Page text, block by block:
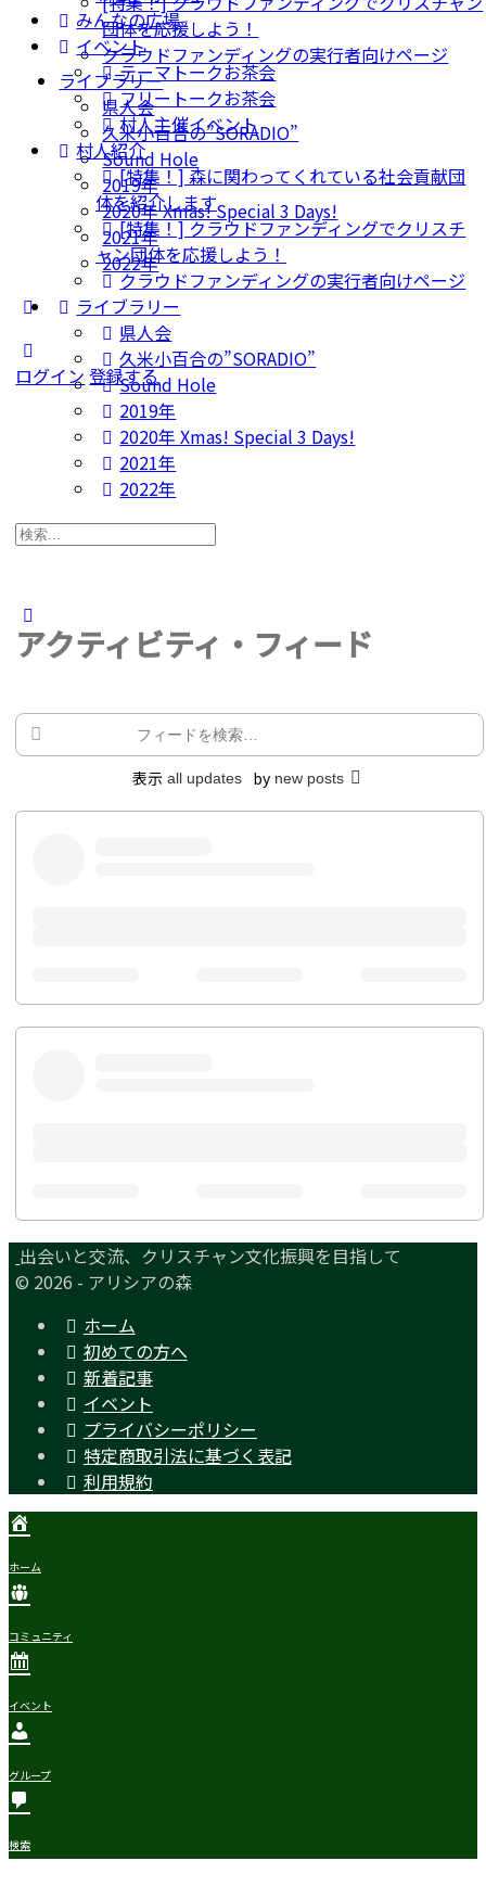
団体を応援しよう！
クラウドファンディングの実行者向けページ
ライブラリー
県人会
久米小百合の”SORADIO”
Sound Hole
2019年
2020年 Xmas! Special 3 Days!
2021年
2022年
More
options
ログイン 登録する
みんなの広場
イベント
テーマトークお茶会
フリートークお茶会
村人主催イベント
村人紹介
[特集！] 森に関わってくれている社会貢献団
体を紹介します
[特集！] クラウドファンディングでクリスチ
ャン団体を応援しよう！
クラウドファンディングの実行者向けページ
ライブラリー
県人会
久米小百合の”SORADIO”
Sound Hole
2019年
2020年 Xmas! Special 3 Days!
2021年
2022年
検
る：
search
アクティビティ・フィード
フ
ィ
ド
表示 all updates by new posts
出会いと交流、クリスチャン文化振興を目指して
© 2026 - アリシアの森
ホーム
初めての方へ
新着記事
イベント
プライバシーポリシー
特定商取引法に基づく表記
利用規約
ホーム
コミュニティ
イベント
グループ
検索